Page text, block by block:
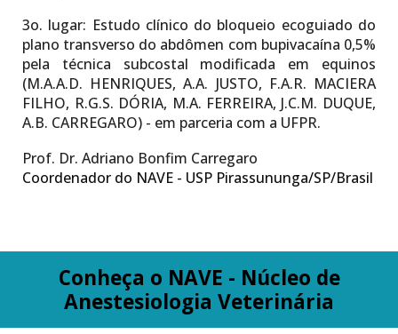
3o. lugar: Estudo clínico do bloqueio ecoguiado do
plano transverso do abdômen com bupivacaína 0,5%
pela técnica subcostal modificada em equinos
(M.A.A.D. HENRIQUES, A.A. JUSTO, F.A.R. MACIERA
FILHO, R.G.S. DÓRIA, M.A. FERREIRA, J.C.M. DUQUE,
A.B. CARREGARO) - em parceria com a UFPR.
Prof. Dr. Adriano Bonfim Carregaro
Coordenador do NAVE - USP Pirassununga/SP/Brasil
Conheça o NAVE - Núcleo de
Anestesiologia Veterinária